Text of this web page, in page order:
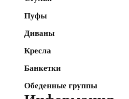
Пуфы
Диваны
Кресла
Банкетки
Обеденные группы